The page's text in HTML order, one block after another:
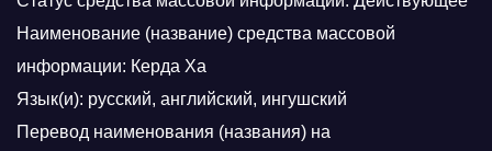
Наименование (название) средства массовой
информации: Керда Ха
Язык(и): русский, английский, ингушский
Перевод наименования (названия) на